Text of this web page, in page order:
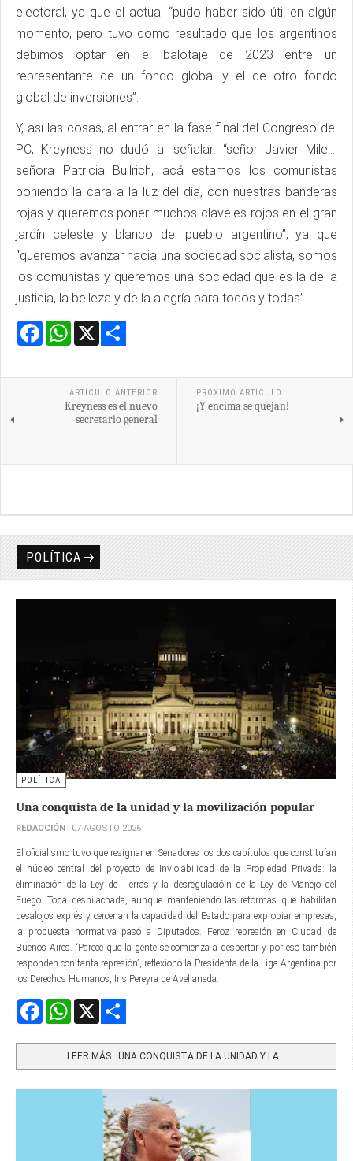
electoral, ya que el actual “pudo haber sido útil en algún
momento, pero tuvo como resultado que los argentinos
debimos optar en el balotaje de 2023 entre un
representante de un fondo global y el de otro fondo
global de inversiones”.
Y, así las cosas, al entrar en la fase final del Congreso del
PC, Kreyness no dudó al señalar: “señor Javier Milei…
señora Patricia Bullrich, acá estamos los comunistas
poniendo la cara a la luz del día, con nuestras banderas
rojas y queremos poner muchos claveles rojos en el gran
jardín celeste y blanco del pueblo argentino”, ya que
“queremos avanzar hacia una sociedad socialista, somos
los comunistas y queremos una sociedad que es la de la
justicia, la belleza y de la alegría para todos y todas”.
Facebook
WhatsApp
ARTÍCULO ANTERIOR
Kreyness es el nuevo
secretario general
PRÓXIMO ARTÍCULO
¡Y encima se quejan!
POLÍTICA
POLÍTICA
Una conquista de la unidad y la movilización popular
REDACCIÓN 07 AGOSTO 2026
El oficialismo tuvo que resignar en Senadores los dos capítulos que constituían
el núcleo central del proyecto de Inviolabilidad de la Propiedad Privada: la
eliminación de la Ley de Tierras y la desregulacióin de la Ley de Manejo del
Fuego. Toda deshilachada, aunque manteniendo las reformas que habilitan
desalojos exprés y cercenan la capacidad del Estado para expropiar empresas,
la propuesta normativa pasó a Diputados. Feroz represión en Ciudad de
Buenos Aires. “Parece que la gente se comienza a despertar y por eso también
responden con tanta represión”, reflexionó la Presidenta de la Liga Argentina por
los Derechos Humanos, Iris Pereyra de Avellaneda.
FacebookWhatsApp
LEER MÁS…UNA CONQUISTA DE LA UNIDAD Y LA...